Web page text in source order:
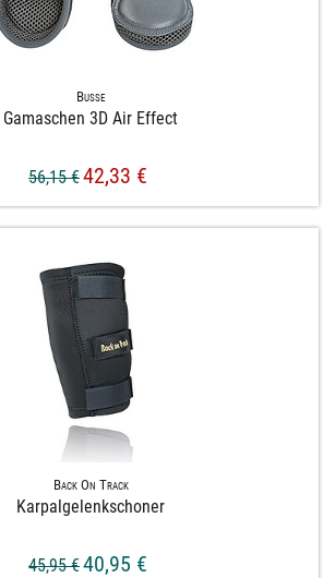
Busse
Gamaschen 3D Air Effect
56,15 €42,33 €
Back On Track
Karpalgelenkschoner
45,95 €40,95 €